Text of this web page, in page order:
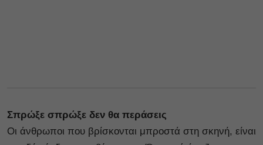
Σπρώξε σπρώξε δεν θα περάσεις
Οι άνθρωποι που βρίσκονται μπροστά στη σκηνή, είναι